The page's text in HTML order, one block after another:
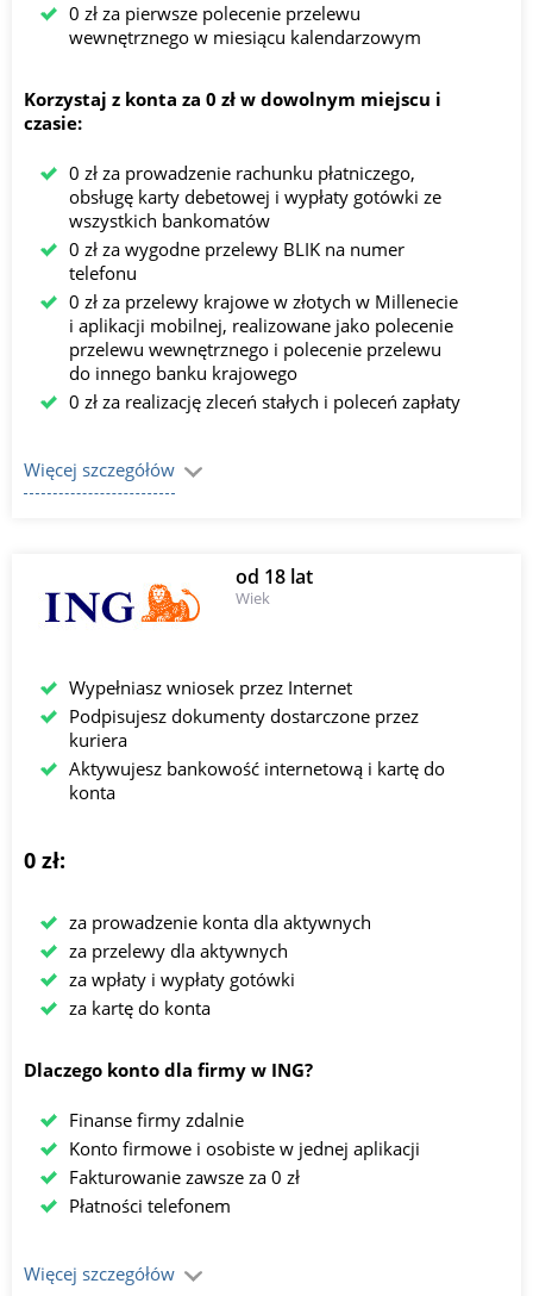
0 zł za pierwsze polecenie przelewu
wewnętrznego w miesiącu kalendarzowym
Korzystaj z konta za 0 zł w dowolnym miejscu i
czasie:
0 zł za prowadzenie rachunku płatniczego,
obsługę karty debetowej i wypłaty gotówki ze
wszystkich bankomatów
0 zł za wygodne przelewy BLIK na numer
telefonu
0 zł za przelewy krajowe w złotych w Millenecie
i aplikacji mobilnej, realizowane jako polecenie
przelewu wewnętrznego i polecenie przelewu
do innego banku krajowego
0 zł za realizację zleceń stałych i poleceń zapłaty
Więcej szczegółów
od 18 lat
Wiek
Wypełniasz wniosek przez Internet
Podpisujesz dokumenty dostarczone przez
kuriera
Aktywujesz bankowość internetową i kartę do
konta
0 zł:
za prowadzenie konta dla aktywnych
za przelewy dla aktywnych
za wpłaty i wypłaty gotówki
za kartę do konta
Dlaczego konto dla firmy w ING?
Finanse firmy zdalnie
Konto firmowe i osobiste w jednej aplikacji
Fakturowanie zawsze za 0 zł
Płatności telefonem
Więcej szczegółów